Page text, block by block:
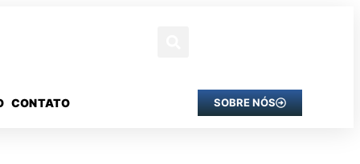
CONTATO SOBRE NÓS